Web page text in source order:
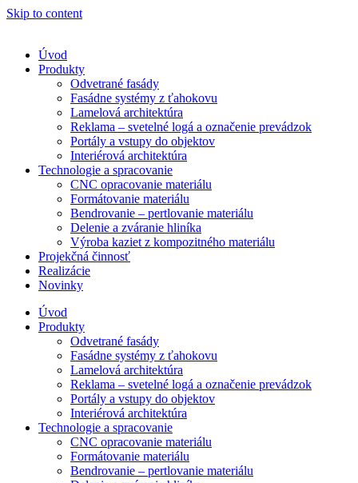
Skip to content
Úvod
Produkty
Odvetrané fasády
Fasádne systémy z ťahokovu
Lamelová architektúra
Reklama – svetelné logá a označenie prevádzok
Portály a vstupy do objektov
Interiérová architektúra
Technologie a spracovanie
CNC opracovanie materiálu
Formátovanie materiálu
Bendrovanie – pertlovanie materiálu
Delenie a zváranie hliníka
Výroba kaziet z kompozitného materiálu
Projekčná činnosť
Realizácie
Novinky
Úvod
Produkty
Odvetrané fasády
Fasádne systémy z ťahokovu
Lamelová architektúra
Reklama – svetelné logá a označenie prevádzok
Portály a vstupy do objektov
Interiérová architektúra
Technologie a spracovanie
CNC opracovanie materiálu
Formátovanie materiálu
Bendrovanie – pertlovanie materiálu